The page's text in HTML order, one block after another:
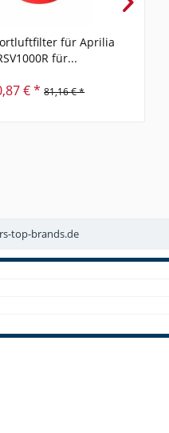
für Aprilia
für...
€ * 81,16 € *
top-brands.de